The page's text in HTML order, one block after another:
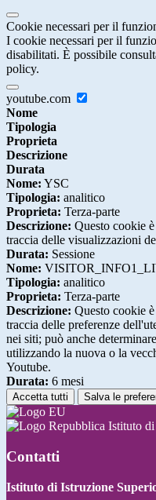
Cookie necessari per il
I cookie necessari per il
disabilitati. È possibile
policy.
youtube.com
Nome
Tipologia
Proprieta
Descrizione
Durata
Nome: YSC
Tipologia: analitico
Proprieta: Terza-parte
Descrizione: Questo cookie
traccia delle visualizzazioni
Durata: Sessione
Nome:
Tipologia: analitico
Proprieta: Terza-parte
Descrizione: Questo cookie
traccia delle preferenze
nei siti; può anche
utilizzando la nuova o la
Youtube.
Durata: 6 mesi
Accetta tutti Salva le
Istituto
Contatti
Istituto di Istruzione